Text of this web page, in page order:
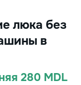
люка без
в
280 MDL